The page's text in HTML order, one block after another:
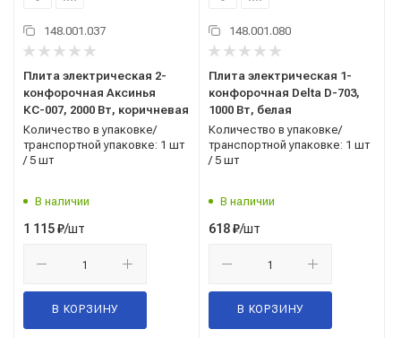
148.001.037
Плита электрическая 2-
конфорочная Аксинья
КС-007, 2000 Вт, коричневая
Количество в упаковке/
транспортной упаковке: 1 шт
/ 5 шт
В наличии
1 115₽/шт
В КОРЗИНУ
148.001.080
Плита электрическая 1-
конфорочная Delta D-703,
1000 Вт, белая
Количество в упаковке/
транспортной упаковке: 1 шт
/ 5 шт
В наличии
618₽/шт
В КОРЗИНУ